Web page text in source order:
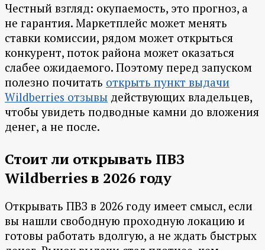
Честный взгляд: окупаемость, это прогноз, а
не гарантия. Маркетплейс может менять
ставки комиссии, рядом может открыться
конкурент, поток района может оказаться
слабее ожидаемого. Поэтому перед запуском
полезно почитать открыть пункт выдачи
Wildberries отзывы действующих владельцев,
чтобы увидеть подводные камни до вложения
денег, а не после.
Стоит ли открывать ПВЗ
Wildberries в 2026 году
Открывать ПВЗ в 2026 году имеет смысл, если
вы нашли свободную проходную локацию и
готовы работать вдолгую, а не ждать быстрых